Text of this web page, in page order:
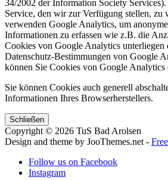
34/2002 der Information Society
Service, den wir zur Verfügung stellen, zu
verwenden Google Analytics, um
Informationen zu erfassen wie z.B. die
Cookies von Google Analytics unterliegen
Datenschutz-Bestimmungen von Google
können Sie Cookies von Google Analytics
Sie können Cookies auch generell
Informationen Ihres Browserherstellers.
Schließen
Copyright © 2026 TuS Bad Arolsen
Design and theme by JooThemes.net -
Follow us on Facebook
Instagram